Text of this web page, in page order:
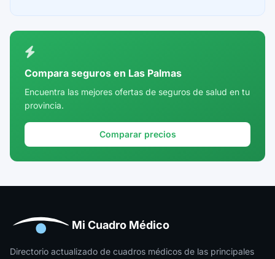
Córdoba
Cuenca
Girona
Huesca
Jaén
Compara seguros en Las Palmas
Encuentra las mejores ofertas de seguros de salud en tu
provincia.
Comparar precios
Mi Cuadro Médico
Directorio actualizado de cuadros médicos de las principales